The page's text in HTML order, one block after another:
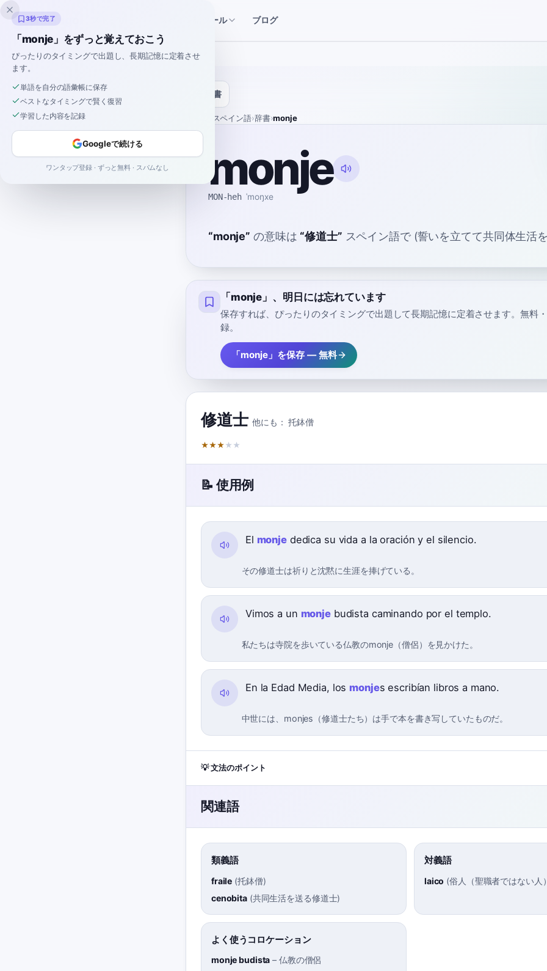
Inklingo スペイン語ツール ブログ
辞書
スペイン語›辞書›monje
monje
MON-heh ˈmoŋxe
“monje” の意味は “修道士” スペイン語で(誓いを立てて共同体生活
「monje」、明日には忘れています
保存すれば、ぴったりのタイミングで出題して長期記憶に定着させます。無料
録。
「monje」を保存 — 無料
修道士 他にも： 托鉢僧
★★★ ★ ★
📝 使用例
El monje dedica su vida a la oración y el silencio.
その修道士は祈りと沈黙に生涯を捧げている。
Vimos a un monjebudista caminando por el templo.
私たちは寺院を歩いている仏教のmonje（僧侶）を見かけた。
En la Edad Media, los monjes escribían libros a mano.
中世には、monjes（修道士たち）は手で本を書き写していたものだ。
💡 文法のポイント
関連語
類義語
fraile (托鉢僧)
cenobita(共同生活を送る修道士)
対義語
laico (俗人（聖職者ではない人
よく使うコロケーション
monje budista – 仏教の僧侶
3秒で完了
「monje」をずっと覚えておこう
ぴったりのタイミングで出題し、長期記憶に定着させ
ます。
単語を自分の語彙帳に保存
ベストなタイミングで賢く復習
学習した内容を記録
Googleで続ける
ワンタップ登録 · ずっと無料 · スパムなし